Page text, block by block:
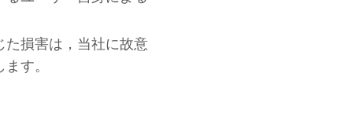
損害は，当社に故意
す。